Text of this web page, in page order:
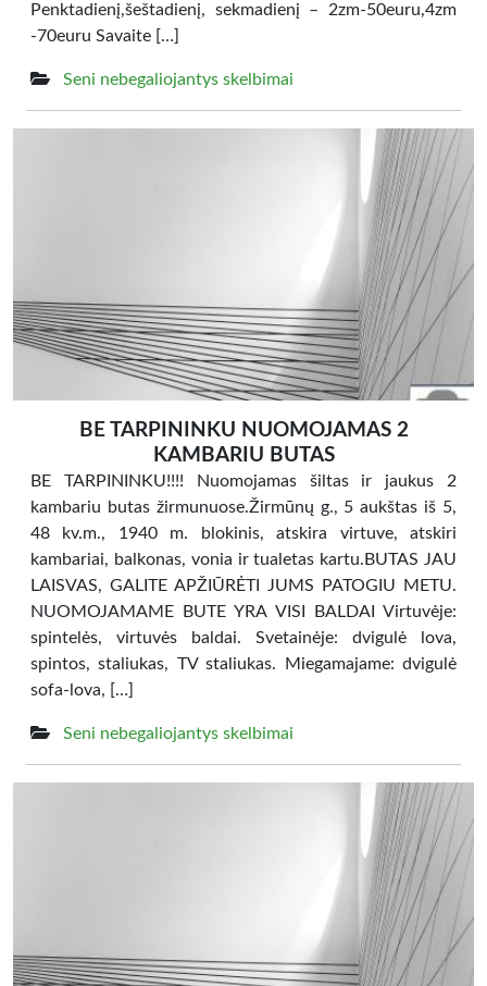
Penktadienį,šeštadienį, sekmadienį – 2zm-50euru,4zm
-70euru Savaite […]
Seni nebegaliojantys skelbimai
BE TARPININKU NUOMOJAMAS 2
KAMBARIU BUTAS
BE TARPININKU!!!! Nuomojamas šiltas ir jaukus 2
kambariu butas žirmunuose.Žirmūnų g., 5 aukštas iš 5,
48 kv.m., 1940 m. blokinis, atskira virtuve, atskiri
kambariai, balkonas, vonia ir tualetas kartu.BUTAS JAU
LAISVAS, GALITE APŽIŪRĖTI JUMS PATOGIU METU.
NUOMOJAMAME BUTE YRA VISI BALDAI Virtuvėje:
spintelės, virtuvės baldai. Svetainėje: dvigulė lova,
spintos, staliukas, TV staliukas. Miegamajame: dvigulė
sofa-lova, […]
Seni nebegaliojantys skelbimai